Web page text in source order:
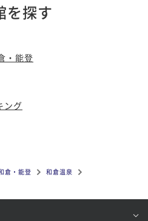
を探す
・能登
ング
倉・能登
和倉温泉